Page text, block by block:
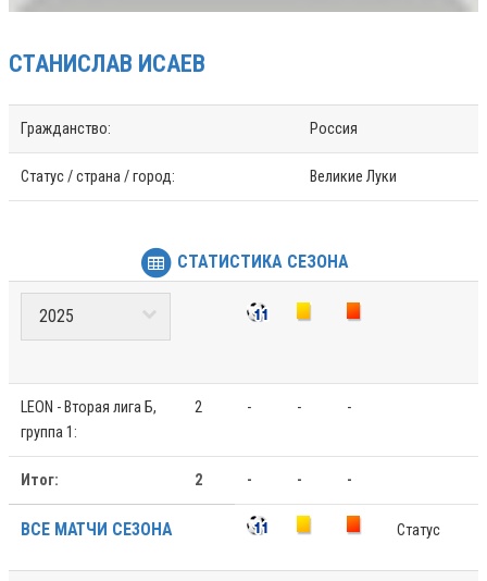
СТАНИСЛАВ ИСАЕВ
Гражданство: Россия
Статус / страна / город: Великие Луки
СТАТИСТИКА СЕЗОНА
LEON - Вторая лига Б,
группа 1:
2 - - -
Итог: 2 - - -
ВСЕ МАТЧИ СЕЗОНА Статус